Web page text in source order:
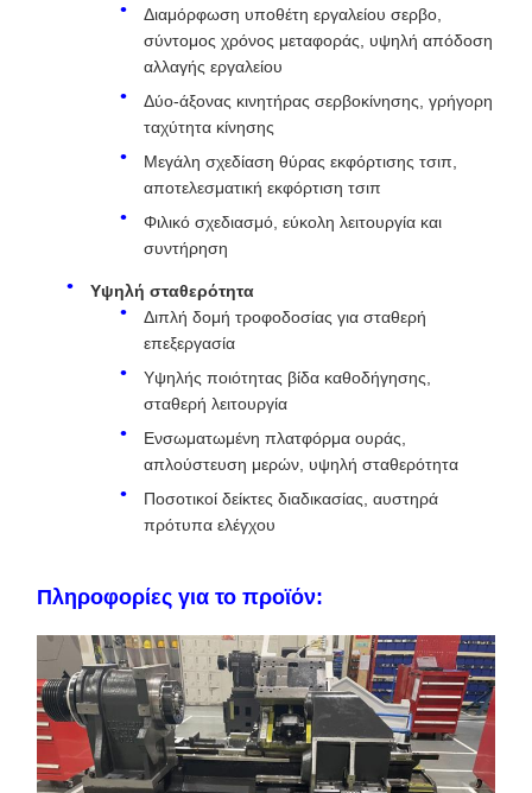
Διαμόρφωση υποθέτη εργαλείου σερβο,
σύντομος χρόνος μεταφοράς, υψηλή απόδοση
αλλαγής εργαλείου
Δύο-άξονας κινητήρας σερβοκίνησης, γρήγορη
ταχύτητα κίνησης
Μεγάλη σχεδίαση θύρας εκφόρτισης τσιπ,
αποτελεσματική εκφόρτιση τσιπ
Φιλικό σχεδιασμό, εύκολη λειτουργία και
συντήρηση
Υψηλή σταθερότητα
Διπλή δομή τροφοδοσίας για σταθερή
επεξεργασία
Υψηλής ποιότητας βίδα καθοδήγησης,
σταθερή λειτουργία
Ενσωματωμένη πλατφόρμα ουράς,
απλούστευση μερών, υψηλή σταθερότητα
Ποσοτικοί δείκτες διαδικασίας, αυστηρά
πρότυπα ελέγχου
Πληροφορίες για το προϊόν: